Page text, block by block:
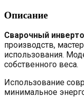
Описание
Сварочный
производств,
использования.
собственного веса.
Использование
минимальное